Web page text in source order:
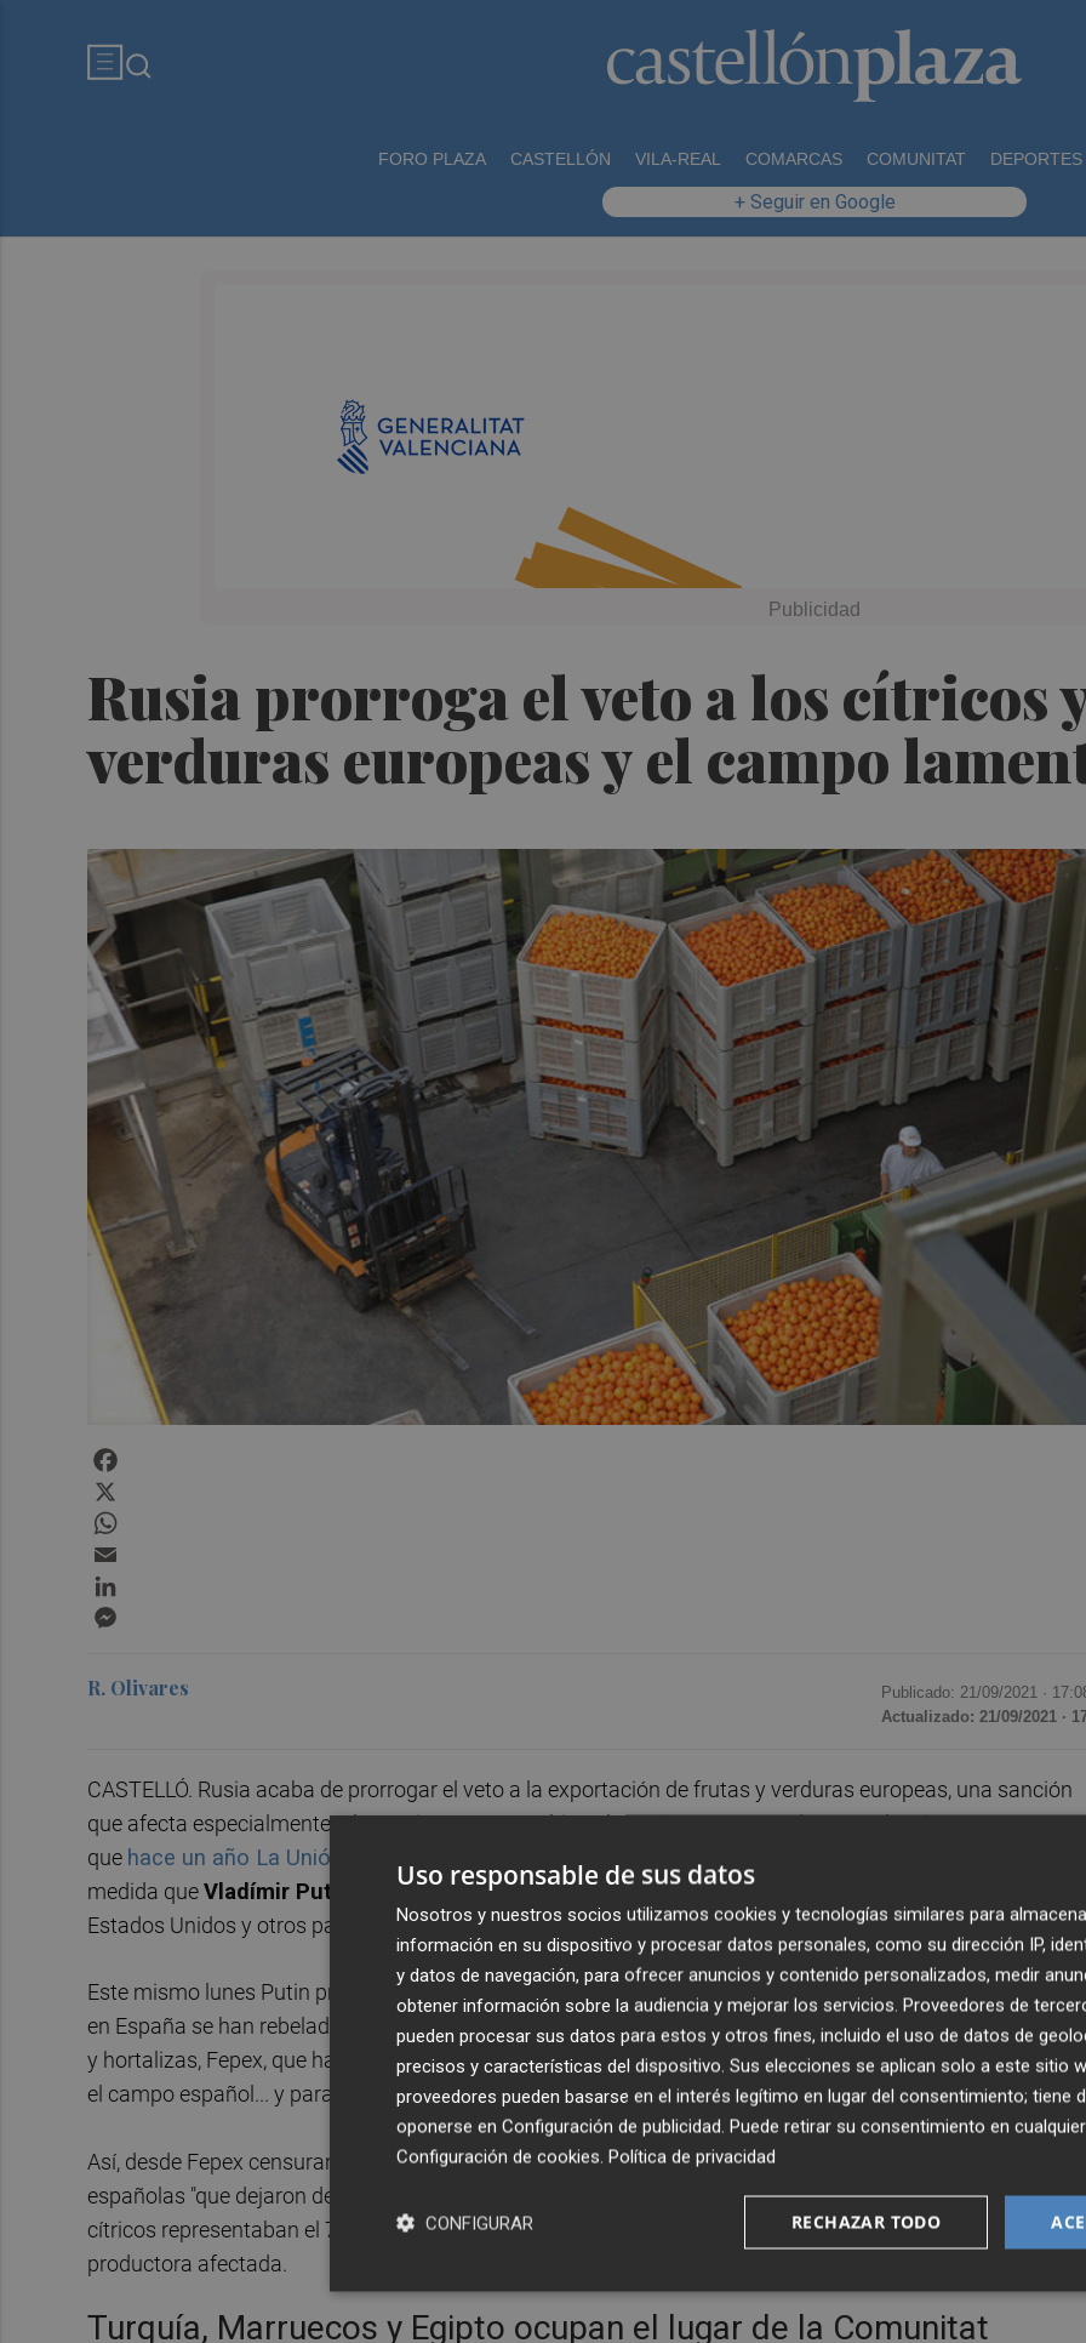
FORO PLAZA CASTELLÓN VILA-REAL COMARCAS COMUNITAT DEPORTES
+ Seguir en Google
Rusia prorroga el veto a los cítricos
verduras europeas y el campo
R. Olivares Publicado: 21/09/2021 ·
Actualizado: 21/09/2021 ·
CASTELLÓ. Rusia acaba de prorrogar el veto a la exportación de frutas y verduras europeas, una sanción
que afecta especialmente a los cítricos, pero también al caqui y a otros productos valencianos. Tanto es
que hace un año La Unió de Llauradors cifraba en 300 millones el impacto en la Comunitat
medida queVladímir Putin
impuso en 2014 en respuesta a las sanciones que la Unión Europea (UE),
Estados Unidos y otros países introdujeron contra Rusia por su papel en el conflicto ucraniano.
Este mismo lunes Putin prolongó durante un año el embargo alimentario y ya son varias las entidades que
en España se han rebelado contra la medida. Entre ellas la patronal de productores y exportadores de
y hortalizas, Fepex, que ha lamentado la prórroga dado que ha acabado con un mercado fundamental
el campo español... y para el que no se han encontrado alternativas.
Así, desde Fepex censuran que hasta el veto Rusia compraba 230.000 toneladas de frutas y verduras
españolas "que dejaron de venderse allí de la noche a la mañana". En 2014, las exportaciones valencianas
cítricos representaban el 70% de las españolas al mercado ruso, con lo que la Comunitat es la principal
productora afectada.
Turquía, Marruecos y Egipto ocupan el lugar de la Comunitat
Uso responsable de sus datos
Nosotros y nuestros socios utilizamos cookies y tecnologías similares para
información en su dispositivo y procesar datos personales, como su dirección IP,
y datos de navegación, para ofrecer anuncios y contenido personalizados, medir
obtener información sobre la audiencia y mejorar los servicios. Proveedores de
pueden procesar sus datos para estos y otros fines, incluido el uso de datos de
precisos y características del dispositivo. Sus elecciones se aplican solo a este sitio
proveedores pueden basarse en el interés legítimo en lugar del consentimiento; tiene
oponerse en Configuración de publicidad. Puede retirar su consentimiento en
Configuración de cookies. Política de privacidad
RECHAZAR TODO
CONFIGURAR